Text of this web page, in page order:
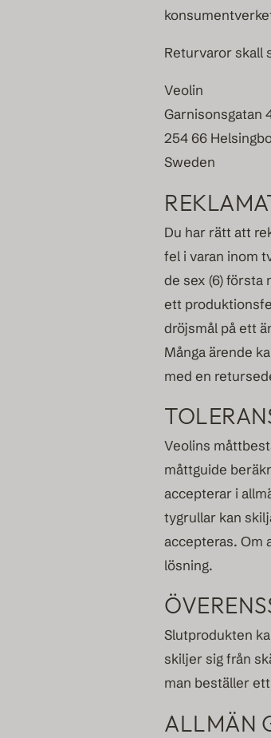
Returvaror skall
Veolin
Garnisonsgatan
254 66
Sweden
Du har rätt att
fel i varan inom
de sex (6)
ett
dröjsmål på ett
Många ärende
med en
Veolins
måttguide
accepterar i
tygrullar kan
accepteras. Om
lösning.
Slutprodukten
skiljer sig från
man beställer
ALLMÄN